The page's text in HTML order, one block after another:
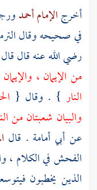
أخرجالإمام أحمد
في صحيحه وقال
رضي الله عنه قال
من الإيمان ،
النار } . وقال {
والبيان شعبتان من
عن أبي أمامة . قال
الفحش في الكلام ،
الذين يخطبون